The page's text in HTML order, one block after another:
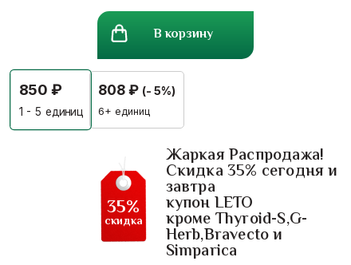
зубная
паста
Twin
Lotus
В корзину
850₽
1 - 5 единиц
808₽ (- 5%)
6+ единиц
Жаркая Распродажа!
Скидка 35% сегодня и
завтра
купон LETO
кроме Thyroid-S,G-
Herb,Bravecto и
Simparica
35%
скидка